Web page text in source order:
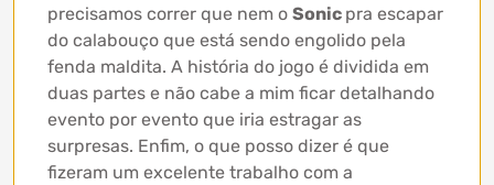
precisamos correr que nem o Sonic pra escapar
do calabouço que está sendo engolido pela
fenda maldita. A história do jogo é dividida em
duas partes e não cabe a mim ficar detalhando
evento por evento que iria estragar as
surpresas. Enfim, o que posso dizer é que
fizeram um excelente trabalho com a